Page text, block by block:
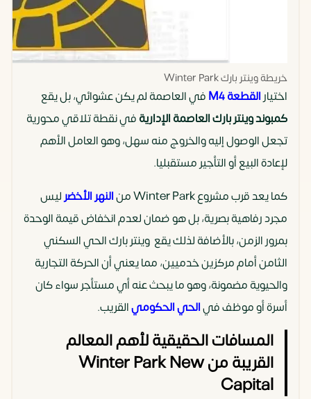
خريطة وينتر بارك Winter Park
اختيارالقطعة M4
في العاصمة لم يكن عشوائي، بل يقع
كمبوند وينتر بارك العاصمة الإداريةفي نقطة تلاقي محورية
تجعل الوصول إليه والخروج منه سهل، وهو العامل الأهم
لإعادة البيع أو التأجير مستقبليا.
كما يعد قرب مشروع Winter Park من
النهر الأخضرليس
مجرد رفاهية بصرية، بل هو ضمان لعدم انخفاض قيمة الوحدة
بمرور الزمن، بالأضافة لذلك يقع وينتر بارك الحي السكني
الثامن أمام مركزين خدميين، مما يعني أن الحركة التجارية
والحيوية مضمونة، وهو ما يبحث عنه أي مستأجر سواء كان
أسرة أو موظف فيالحي الحكوميالقريب.
المسافات الحقيقية لأهم المعالم
القريبة من Winter Park New
Capital